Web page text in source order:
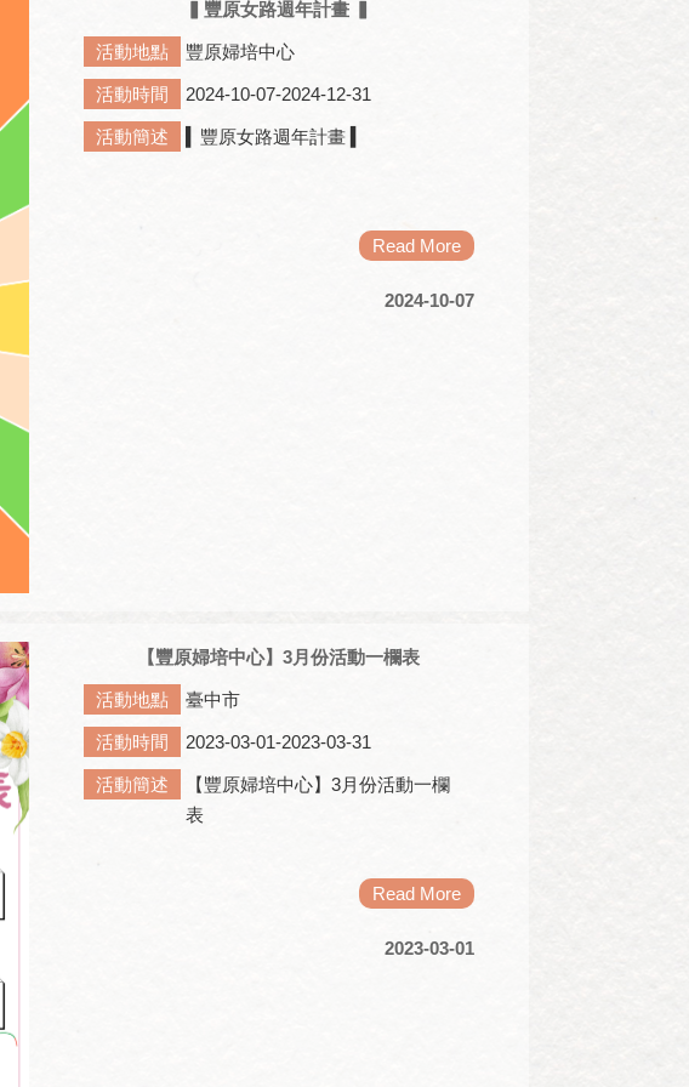
▍豐原女路週年計畫 ▍
活動地點 豐原婦培中心
活動時間 2024-10-07-2024-12-31
活動簡述 ▍豐原女路週年計畫 ▍
Read More
2024-10-07
【豐原婦培中心】3月份活動一欄表
活動地點 臺中市
活動時間 2023-03-01-2023-03-31
活動簡述
【豐原婦培中心】3月份活動一欄
表
Read More
2023-03-01